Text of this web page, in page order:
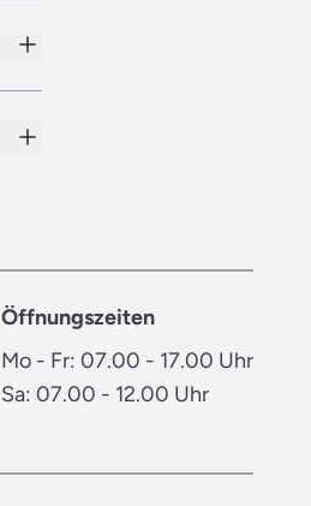
Öffnungszeiten
Mo - Fr: 07.00 - 17.00 Uhr
Sa: 07.00 - 12.00 Uhr